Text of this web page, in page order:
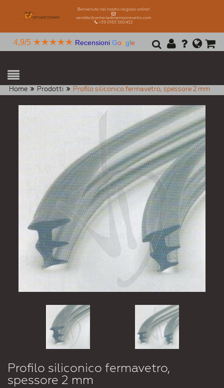
Benvenuto nel nostro negozio online!
vendite@vetreriadimensionevetro.com
+39 0163 560432
4,9/5 ★★★★★ Recensioni Google
Home Prodotti Profilo siliconico fermavetro, spessore 2 mm
Profilo siliconico fermavetro,
spessore 2 mm